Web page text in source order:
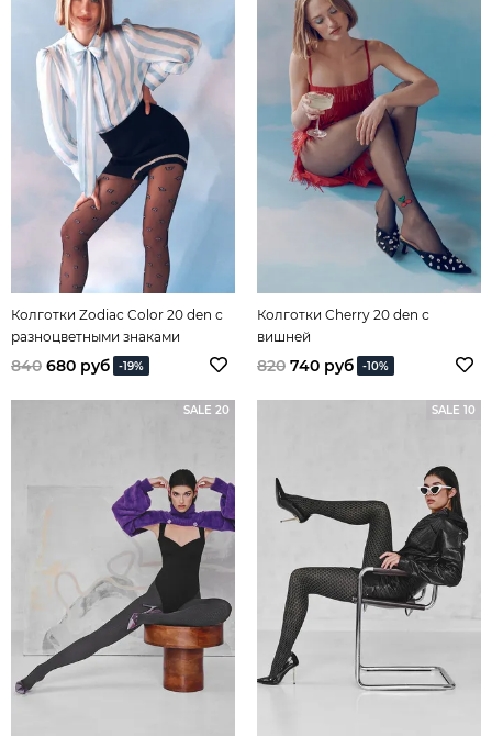
Колготки Zodiac Color 20 den с
разноцветными знаками
зодиака
840 680 руб -19%
Колготки Cherry 20 den с
вишней
820 740 руб -10%
SALE 20 SALE 10